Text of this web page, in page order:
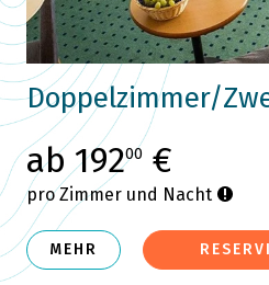
Doppelzimmer/
ab 19200 €
pro Zimmer und Nacht
MEHR